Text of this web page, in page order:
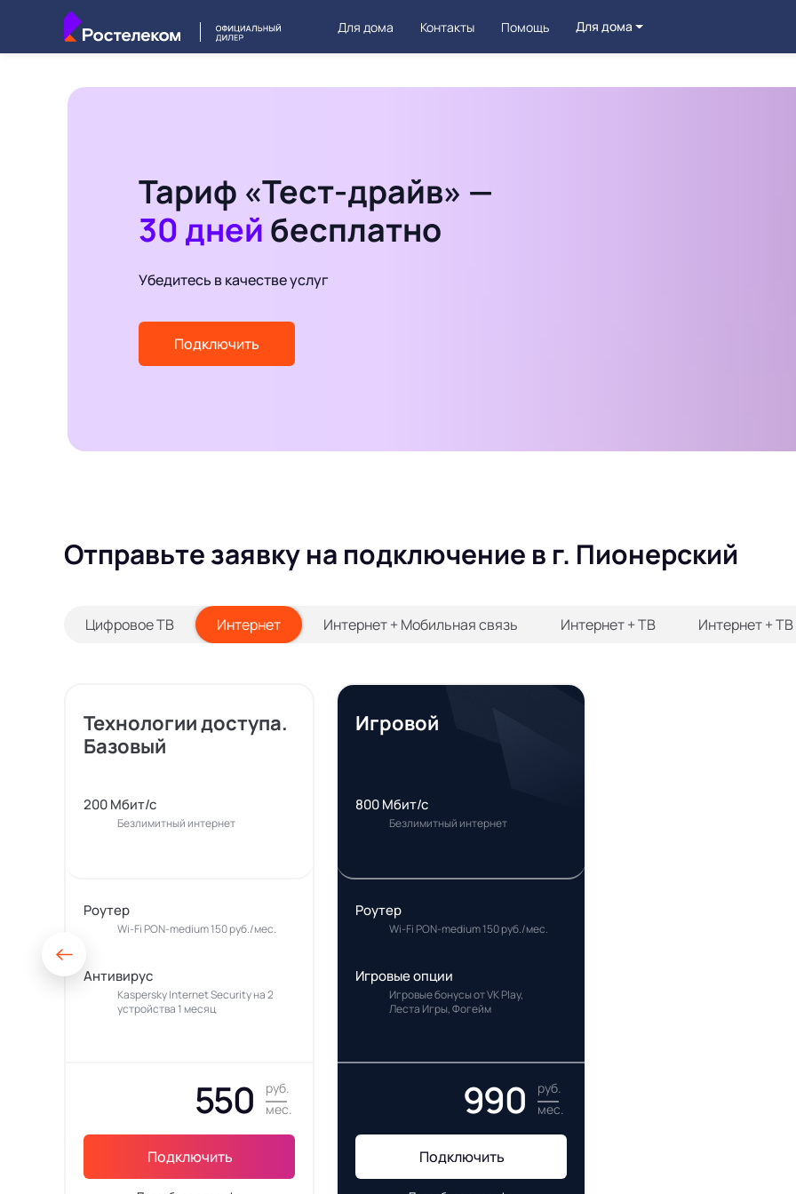
Для дома Контакты Помощь Для дома
Тариф «Тест-драйв» —
30 дней бесплатно
Убедитесь в качестве услуг
Подключить
Отправьте заявку на подключение в г. Пионерский
Цифровое ТВ Интернет Интернет + Мобильная связь Интернет + ТВ Интернет + ТВ
Технологии доступа.
Базовый
200 Мбит/с
Безлимитный интернет
Роутер
Wi-Fi PON-medium 150 руб./мес.
Антивирус
Kaspersky Internet Security на 2
устройства 1 месяц
550
руб.
мес.
Подключить
Игровой
800 Мбит/с
Безлимитный интернет
Роутер
Wi-Fi PON-medium 150 руб./мес.
Игровые опции
Игровые бонусы от VK Play,
Леста Игры, Фогейм
990
руб.
мес.
Подключить